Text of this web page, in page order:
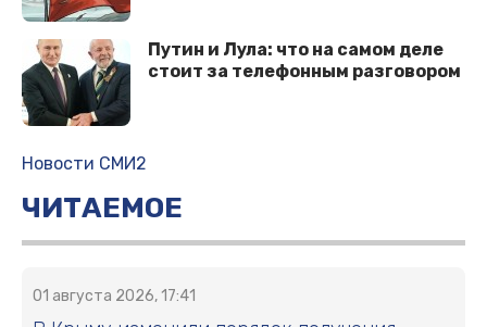
Путин и Лула: что на самом деле
стоит за телефонным разговором
Новости СМИ2
ЧИТАЕМОЕ
01 августа 2026, 17:41